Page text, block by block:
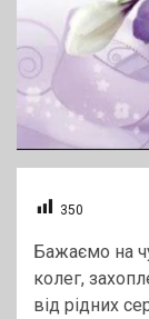
350
Бажаємо на
колег,
від рідних